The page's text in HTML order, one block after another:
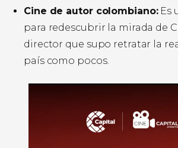
Cine de autor colombiano:Es
para redescubrir la mirada de
director que supo retratar la
país como pocos.